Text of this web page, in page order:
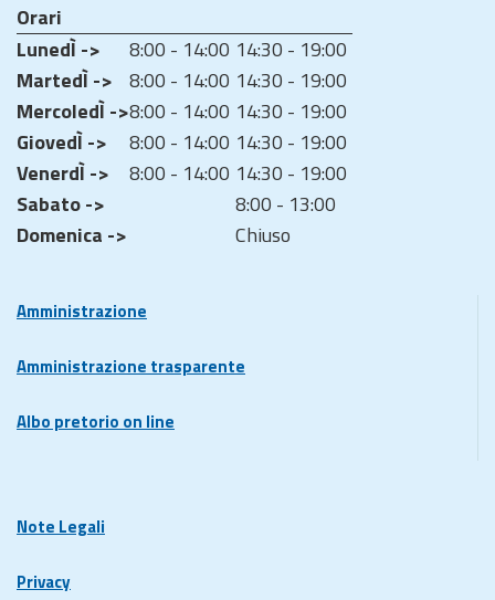
Orari
LunedÌ ->
8:00 - 14:00 14:30 - 19:00
MartedÌ -> 8:00 - 14:00 14:30 - 19:00
MercoledÌ ->8:00 - 14:00 14:30 - 19:00
GiovedÌ ->
8:00 - 14:00 14:30 - 19:00
VenerdÌ ->
8:00 - 14:00 14:30 - 19:00
Sabato ->
8:00 - 13:00
Domenica ->
Chiuso
Amministrazione
Amministrazione trasparente
Albo pretorio on line
Note Legali
Privacy